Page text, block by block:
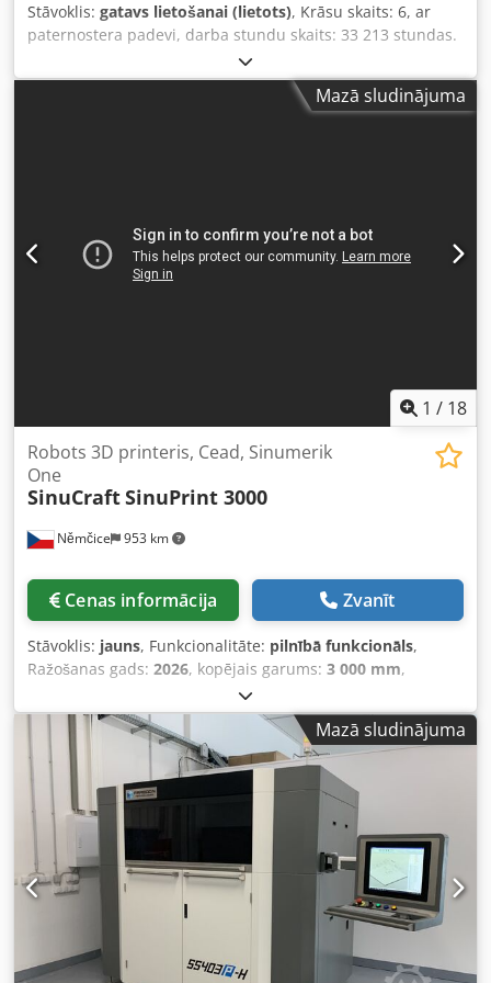
programmēšana, CAD/CAM) Vienkārša lietošana,
pateicoties darbnīcas programmēšanai Iespēja integrēt
Stāvoklis: gatavs lietošanai (lietots), Krāsu skaits: 6, ar
paternostera padevi, darba stundu skaits: 33 213 stundas.
Mazā sludinājuma
1 / 18
Němčice 953 km
Robots 3D printeris, Cead, Sinumerik
One
SinuCraftSinuPrint 3000
Cenas informācija Zvanīt
Stāvoklis: jauns, Funkcionalitāte: pilnībā funkcionāls,
Ražošanas gads: 2026, kopējais garums: 3 000 mm,
2 000 mm, garantijas ilgums:
mēneši, Piedāvāju robotizētu 3D printeri ar CEAD ražotāja
ekstrūderu un Siemens Sinumerik One CNC vadību –
risinājumu liela apjoma formu, dizaina elementu, laivu,
laminēšanas formu un daudz kā cita drukāšanai.
Csdowgkqtepfx Ag Ioha Iekārta tiek ražota Čehijā, piegādē
ietilpst klienta vietas integrācija un apmācība. Galvenās
iezīmes: Drukas sistēma: Ekstrūderis CEAD E25 (līdz 12
kg/h) vai S25 (līdz 24 kg/h) – izvēle pēc klienta vēlmēm
Robota roka: COMAU N-170 ar 3 metru darba rādiusu un
160 kg celtspēju Vadības sistēma: Siemens SINUMERIK
ONE – pilna CNC vadība, tehnoloģijas optimizācijas
iespējas ar override funkciju. Saderība ar programmatūru:
Mazā sludinājuma